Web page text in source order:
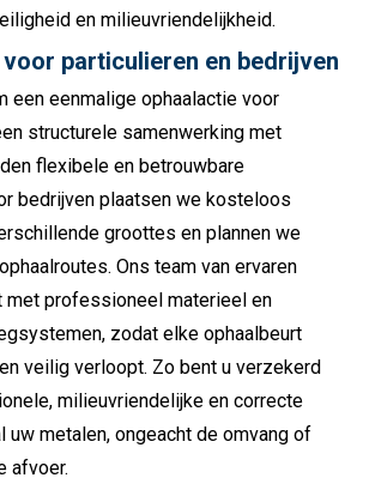
en milieuvriendelijkheid.
particulieren en bedrijven
een eenmalige ophaalactie voor
structurele samenwerking met
flexibele en betrouwbare
bedrijven plaatsen we kosteloos
groottes en plannen we
Ons team van ervaren
met professioneel materieel en
zodat elke ophaalbeurt
veilig verloopt. Zo bent u verzekerd
milieuvriendelijke en correcte
uw metalen, ongeacht de omvang of
afvoer.